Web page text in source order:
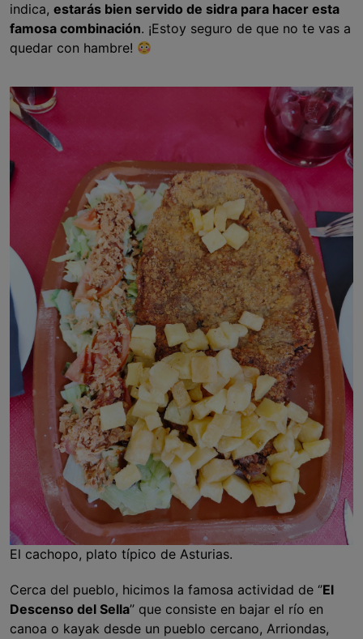
indica, estarás bien servido de sidra para hacer esta
famosa combinación. ¡Estoy seguro de que no te vas a
quedar con hambre!
El cachopo, plato típico de Asturias.
Cerca del pueblo, hicimos la famosa actividad de ‘’El
Descenso del Sella’’ que consiste en bajar el río en
canoa o kayak desde un pueblo cercano, Arriondas,